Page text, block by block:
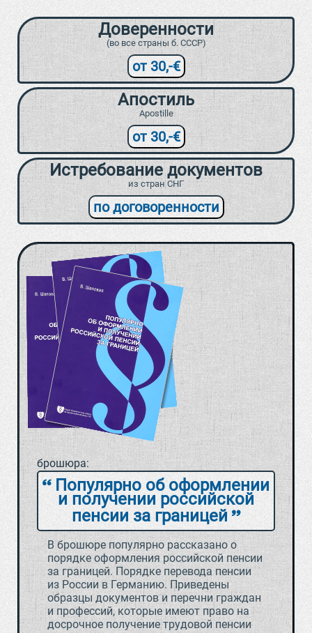
Доверенности
(во все страны б. СССР)
от 30,-€
Апостиль
Apostille
от 30,-€
Истребование документов
из стран СНГ
по договоренности
брошюра:
Популярно об оформлении
и получении российской
пенсии за границей
В брошюре популярно рассказано о
порядке оформления российской пенсии
за границей. Порядке перевода пенсии
из России в Германию. Приведены
образцы документов и перечни граждан
и профессий, которые имеют право на
досрочное получение трудовой пенсии